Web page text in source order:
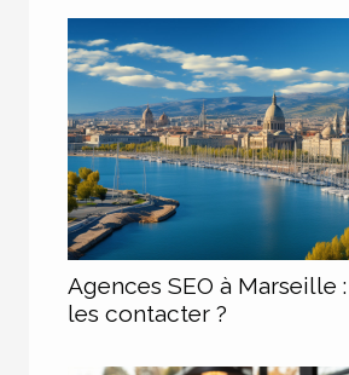
Agences SEO à Marseille
les contacter ?